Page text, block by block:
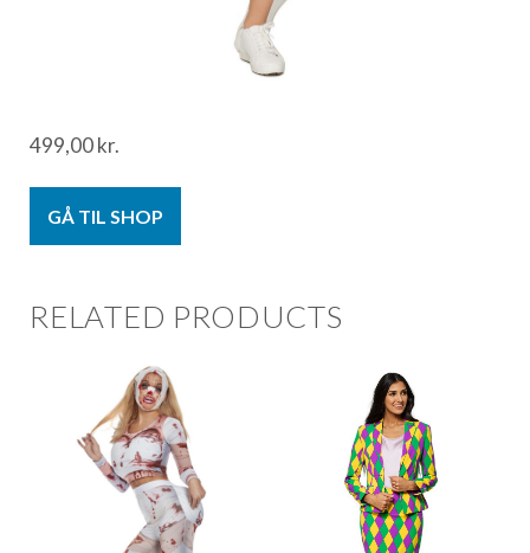
499,00kr.
GÅ TIL SHOP
RELATED PRODUCTS